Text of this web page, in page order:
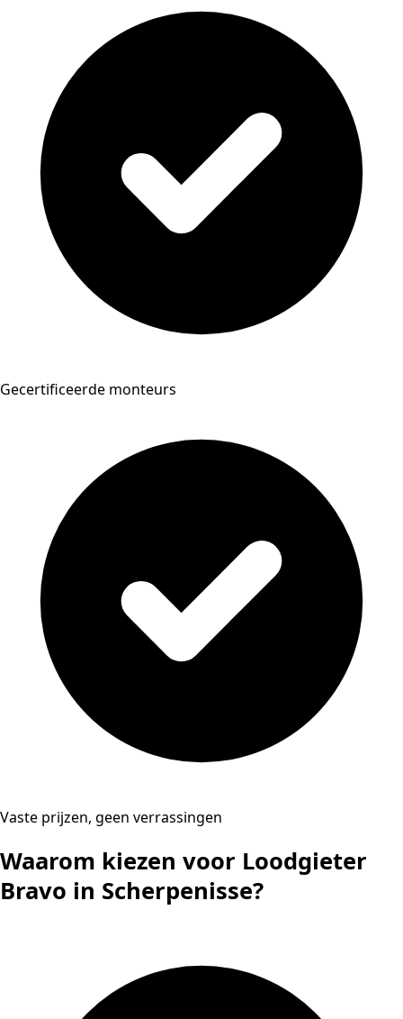
Gecertificeerde monteurs
Vaste prijzen, geen verrassingen
Waarom kiezen voor Loodgieter
Bravo in Scherpenisse?